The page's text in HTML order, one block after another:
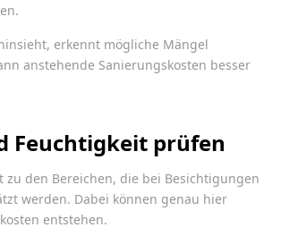
erkennt mögliche Mängel
anstehende Sanierungskosten besser
Feuchtigkeit prüfen
zu den Bereichen, die bei Besichtigungen
werden. Dabei können genau hier
entstehen.